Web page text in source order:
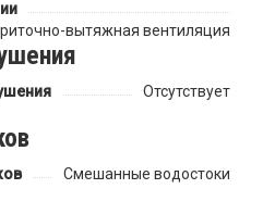
вытяжная вентиляция
Отсутствует
Смешанные водостоки